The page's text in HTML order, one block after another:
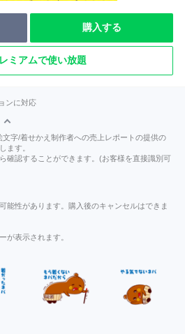
購入する
ミアムで使い放題
ンに対応
字/着せかえ制作者への売上レポートの提供の
ます。
確認することができます。(お客様を直接識別可
能性があります。購入後のキャンセルはできま
が表示されます。